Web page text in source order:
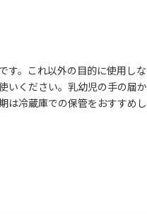
す。これ以外の目的に使用し
いください。乳幼児の手の届
は冷蔵庫での保管をおすすめ